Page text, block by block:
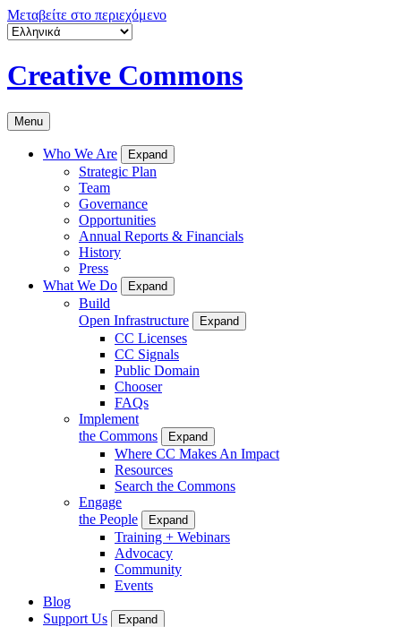
Μεταβείτε στο περιεχόμενο
Creative Commons
Menu
Who We Are Expand
Strategic Plan
Team
Governance
Opportunities
Annual Reports & Financials
History
Press
What We Do
Expand
Build
Open Infrastructure
Expand
CC Licenses
CC Signals
Public Domain
Chooser
FAQs
Implement
the Commons
Expand
Where CC Makes An Impact
Resources
Search the Commons
Engage
the People
Expand
Training + Webinars
Advocacy
Community
Events
Blog
Support Us
Expand